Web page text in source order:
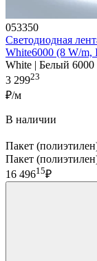
053350
Светодиодная
White6000 (8 W/m,
White | Белый
3 29923
₽/м
В наличии
Пакет
Пакет
16 49615₽